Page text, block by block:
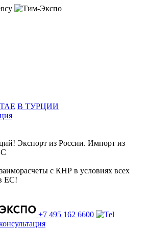
В ТУРЦИИ
Экспорт из России. Импорт из
с КНР в условиях всех
ЕС!
+7 495 162 6600